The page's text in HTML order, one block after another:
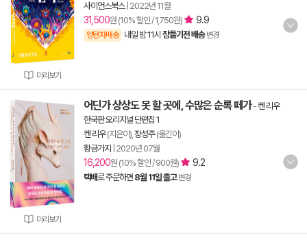
미리보기
사이언스북스| 2022년 11월
31,500원 (10% 할인 / 1,750원) 9.9
양탄자배송 내일 밤 11시 잠들기전 배송 변경
미리보기
어딘가 상상도 못 할 곳에, 수많은 순록 떼가-켄 리우
한국판 오리지널 단편집 1
켄 리우(지은이), 장성주(옮긴이)
황금가지
2020년 07월
16,200원 (10% 할인 / 900원) 9.2
택배로 주문하면 8월 11일 출고 변경